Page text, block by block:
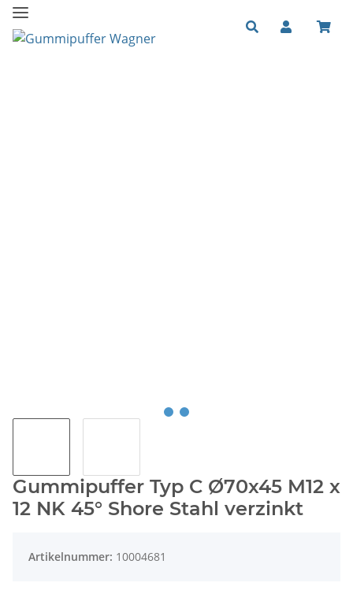
Gummipuffer Typ C Ø70x45 M12 x
12 NK 45° Shore Stahl verzinkt
Artikelnummer: 10004681